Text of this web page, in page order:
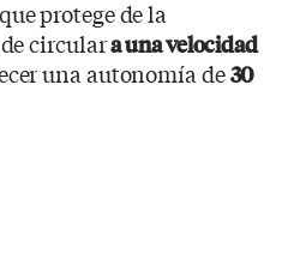
protege de la
circulara una velocidad
una autonomía de30